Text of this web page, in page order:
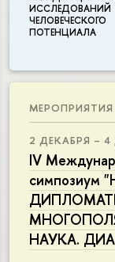
ИССЛЕДОВАНИЙ
ЧЕЛОВЕЧЕСКОГО
ПОТЕНЦИАЛА
МЕРОПРИЯТИЯ
2 ДЕКАБРЯ – 4
IV
симпозиум
НАУКА.